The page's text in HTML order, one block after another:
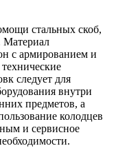
стальных скоб,
Материал
с армированием и
следует для
внутри
предметов, а
колодцев
и сервисное